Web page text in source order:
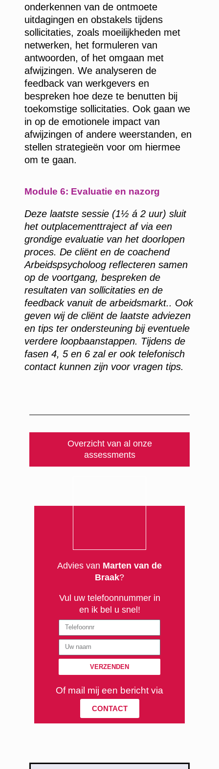
onderkennen van de ontmoete
uitdagingen en obstakels tijdens
sollicitaties, zoals moeilijkheden met
netwerken, het formuleren van
antwoorden, of het omgaan met
afwijzingen. We analyseren de
feedback van werkgevers en
bespreken hoe deze te benutten bij
toekomstige sollicitaties. Ook gaan we
in op de emotionele impact van
afwijzingen of andere weerstanden, en
stellen strategieën voor om hiermee
om te gaan.
Module 6: Evaluatie en nazorg
Deze laatste sessie (1½ á 2 uur) sluit
het outplacementtraject af via een
grondige evaluatie van het doorlopen
proces. De cliënt en de coachend
Arbeidspsycholoog reflecteren samen
op de voortgang, bespreken de
resultaten van sollicitaties en de
feedback vanuit de arbeidsmarkt.. Ook
geven wij de cliënt de laatste adviezen
en tips ter ondersteuning bij eventuele
verdere loopbaanstappen. Tijdens de
fasen 4, 5 en 6 zal er ook telefonisch
contact kunnen zijn voor vragen tips.
Overzicht van al onze
assessments
Advies van Marten van de
Braak?
Vul uw telefoonnummer in
en ik bel u snel!
Naam
VERZENDEN
Of mail mij een bericht via
CONTACT